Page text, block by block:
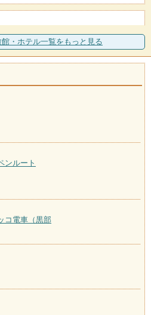
の最奥にある1800m上流の祖母谷温
肌ざわ
館・ホテル一覧をもっと見る
ンルート
コ電車（黒部